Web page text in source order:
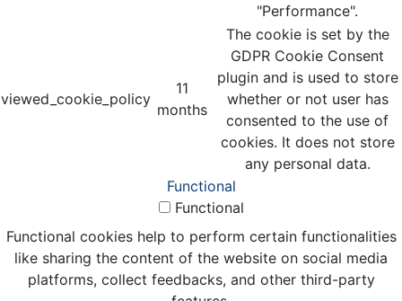
"Performance".
viewed_cookie_policy
11
months
The cookie is set by the
GDPR Cookie Consent
plugin and is used to store
whether or not user has
consented to the use of
cookies. It does not store
any personal data.
Functional
Functional
Functional cookies help to perform certain functionalities
like sharing the content of the website on social media
platforms, collect feedbacks, and other third-party